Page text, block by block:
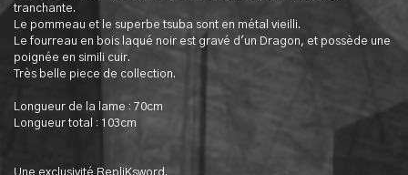
tranchante.
Le pommeau et le superbe tsuba sont en métal vieilli.
Le fourreau en bois laqué noir est gravé d'un Dragon, et possède une
poignée en simili cuir.
Très belle piece de collection.
Longueur de la lame : 70cm
Longueur total : 103cm